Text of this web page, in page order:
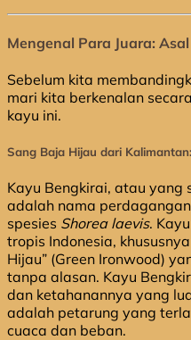
Mengenal Para Juara:
Sebelum kita
mari kita berkenalan
kayu ini.
Sang Baja Hijau dari
Kayu Bengkirai, atau yang
adalah nama
spesies Shorea laevis.
tropis Indonesia,
Hijau” (Green Ironwood)
tanpa alasan. Kayu
dan ketahanannya yang
adalah petarung yang
cuaca dan beban.